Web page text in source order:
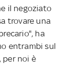
il negoziato
trovare una
ha
entrambi sul
per noi è